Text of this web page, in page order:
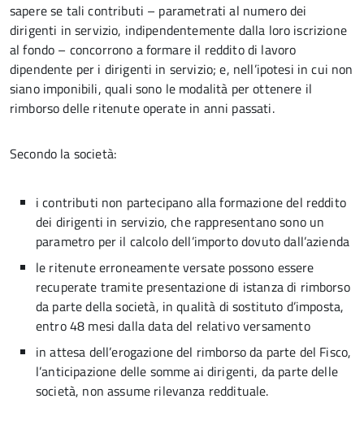
sapere se tali contributi – parametrati al numero dei
dirigenti in servizio, indipendentemente dalla loro iscrizione
al fondo – concorrono a formare il reddito di lavoro
dipendente per i dirigenti in servizio; e, nell’ipotesi in cui non
siano imponibili, quali sono le modalità per ottenere il
rimborso delle ritenute operate in anni passati.
Secondo la società:
i contributi non partecipano alla formazione del reddito
dei dirigenti in servizio, che rappresentano sono un
parametro per il calcolo dell’importo dovuto dall’azienda
le ritenute erroneamente versate possono essere
recuperate tramite presentazione di istanza di rimborso
da parte della società, in qualità di sostituto d’imposta,
entro 48 mesi dalla data del relativo versamento
in attesa dell’erogazione del rimborso da parte del Fisco,
l’anticipazione delle somme ai dirigenti, da parte delle
società, non assume rilevanza reddituale.